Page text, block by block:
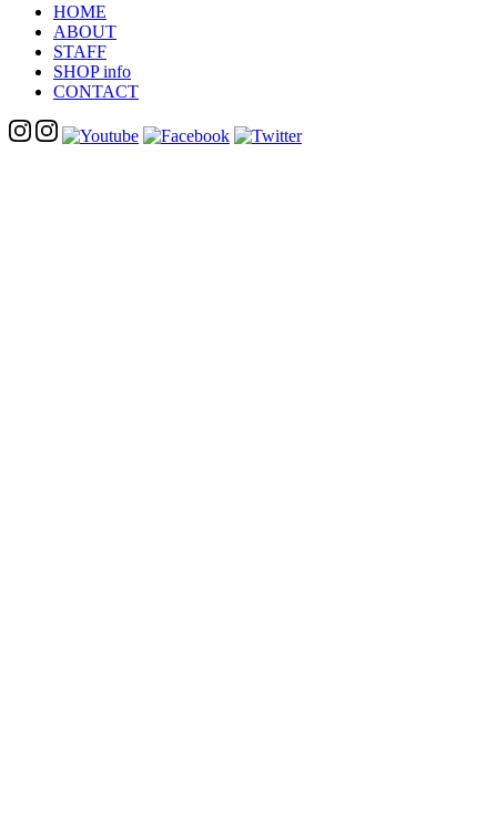
HOME
ABOUT
STAFF
SHOP info
CONTACT